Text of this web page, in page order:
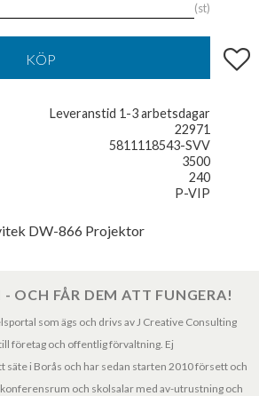
st
KÖP Lägg
Leveranstid 1-3 arbetsdagar
22971
5811118543-SVV
3500
240
P-VIP
DW-866 Projektor
OCH FÅR DEM ATT FUNGERA!
som ägs och drivs av J Creative Consulting
företag och offentlig förvaltning. Ej
säte i Borås och har sedan starten 2010 försett och
och skolsalar med av-utrustning och